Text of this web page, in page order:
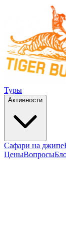
Туры
Активности
Сафари на джипе
ЦеныВопросы